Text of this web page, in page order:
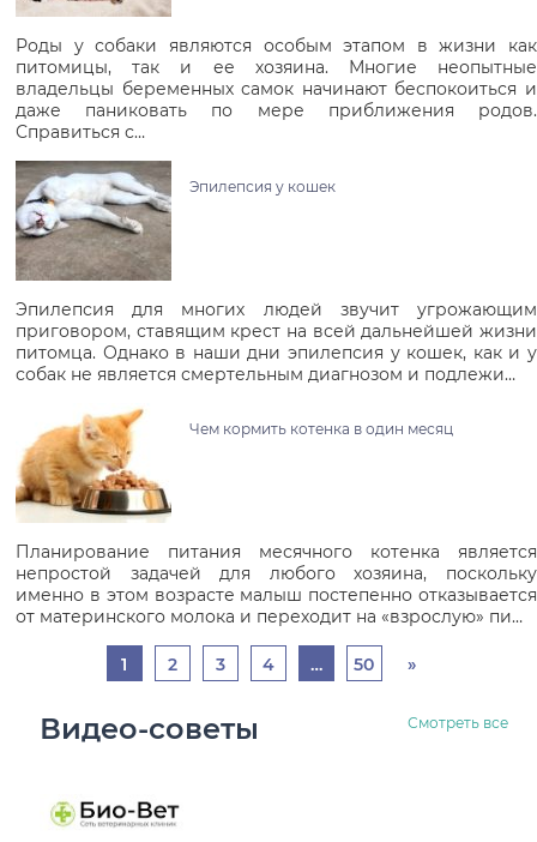
Роды у собаки являются особым этапом в жизни как
питомицы, так и ее хозяина. Многие неопытные
владельцы беременных самок начинают беспокоиться и
даже паниковать по мере приближения родов.
Справиться с…
Эпилепсия у кошек
Эпилепсия для многих людей звучит угрожающим
приговором, ставящим крест на всей дальнейшей жизни
питомца. Однако в наши дни эпилепсия у кошек, как и у
собак не является смертельным диагнозом и подлежи…
Чем кормить котенка в один месяц
Планирование питания месячного котенка является
непростой задачей для любого хозяина, поскольку
именно в этом возрасте малыш постепенно отказывается
от материнского молока и переходит на «взрослую» пи…
1 2 3 4 … 50 »
Видео-советы Смотреть все